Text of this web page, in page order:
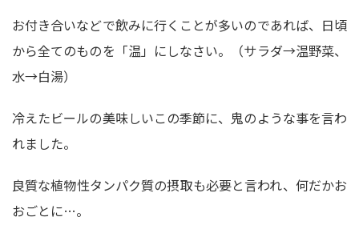
お付き合いなどで飲みに行くことが多いのであれば、日頃
から全てのものを「温」にしなさい。（サラダ→温野菜、
水→白湯）
冷えたビールの美味しいこの季節に、鬼のような事を言わ
れました。
良質な植物性タンパク質の摂取も必要と言われ、何だかお
おごとに…。